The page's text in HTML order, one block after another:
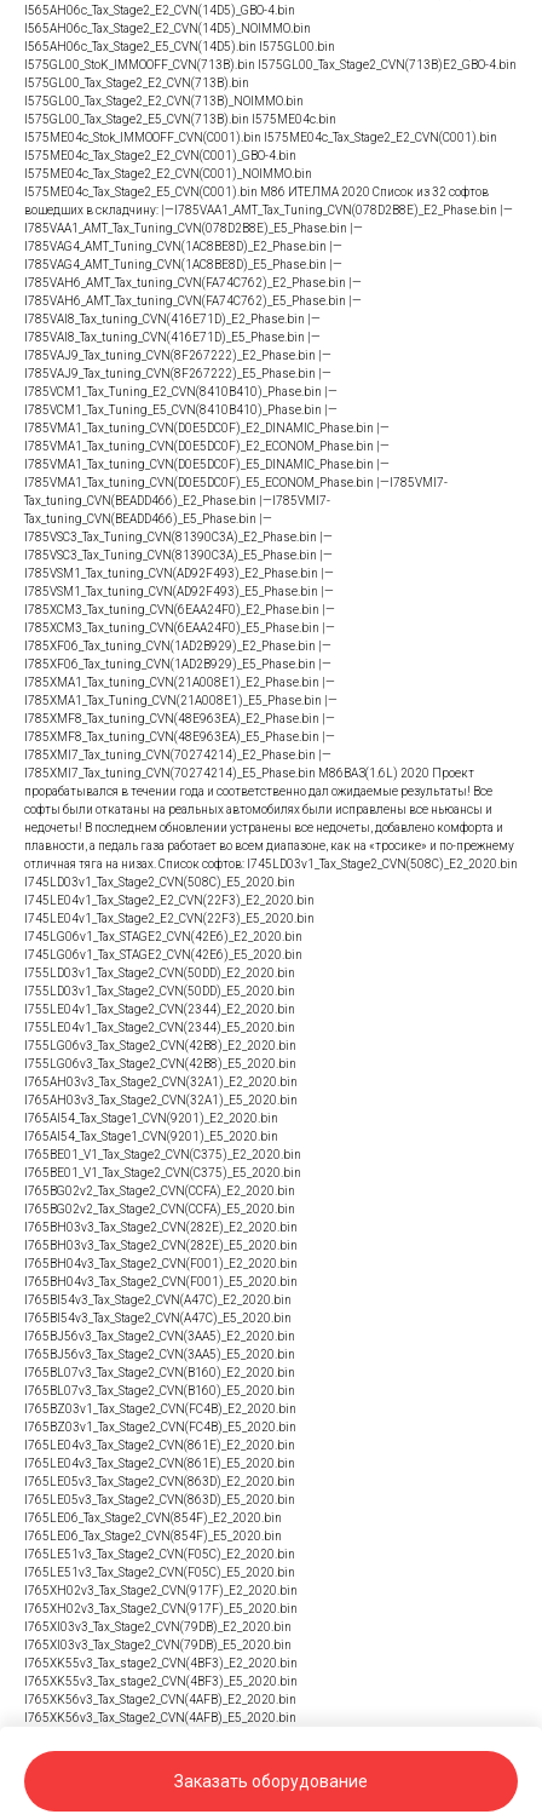
Заказать оборудование
I565AH06c_Tax_Stage2_E2_CVN(14D5)_GBO-4.bin
I565AH06c_Tax_Stage2_E2_CVN(14D5)_NOIMMO.bin
I565AH06c_Tax_Stage2_E5_CVN(14D5).bin I575GL00.bin
I575GL00_StoK_IMMOOFF_CVN(713B).bin I575GL00_Tax_Stage2_CVN(713B)E2_GBO-4.bin
I575GL00_Tax_Stage2_E2_CVN(713B).bin
I575GL00_Tax_Stage2_E2_CVN(713B)_NOIMMO.bin
I575GL00_Tax_Stage2_E5_CVN(713B).bin I575ME04c.bin
I575ME04c_Stok_IMMOOFF_CVN(C001).bin I575ME04c_Tax_Stage2_E2_CVN(C001).bin
I575ME04c_Tax_Stage2_E2_CVN(C001)_GBO-4.bin
I575ME04c_Tax_Stage2_E2_CVN(C001)_NOIMMO.bin
I575ME04c_Tax_Stage2_E5_CVN(C001).bin М86 ИТЕЛМА 2020 Список из 32 софтов
вошедших в складчину: |—I785VAA1_AMT_Tax_Tuning_CVN(078D2B8E)_E2_Phase.bin |—
I785VAA1_AMT_Tax_Tuning_CVN(078D2B8E)_E5_Phase.bin |—
I785VAG4_AMT_Tuning_CVN(1AC8BE8D)_E2_Phase.bin |—
I785VAG4_AMT_Tuning_CVN(1AC8BE8D)_E5_Phase.bin |—
I785VAH6_AMT_Tax_tuning_CVN(FA74C762)_E2_Phase.bin |—
I785VAH6_AMT_Tax_tuning_CVN(FA74C762)_E5_Phase.bin |—
I785VAI8_Tax_tuning_CVN(416E71D)_E2_Phase.bin |—
I785VAI8_Tax_tuning_CVN(416E71D)_E5_Phase.bin |—
I785VAJ9_Tax_tuning_CVN(8F267222)_E2_Phase.bin |—
I785VAJ9_Tax_tuning_CVN(8F267222)_E5_Phase.bin |—
I785VCM1_Tax_Tuning_E2_CVN(8410B410)_Phase.bin |—
I785VCM1_Tax_Tuning_E5_CVN(8410B410)_Phase.bin |—
I785VMA1_Tax_tuning_CVN(D0E5DC0F)_E2_DINAMIC_Phase.bin |—
I785VMA1_Tax_tuning_CVN(D0E5DC0F)_E2_ECONOM_Phase.bin |—
I785VMA1_Tax_tuning_CVN(D0E5DC0F)_E5_DINAMIC_Phase.bin |—
I785VMA1_Tax_tuning_CVN(D0E5DC0F)_E5_ECONOM_Phase.bin |—I785VMI7-
Tax_tuning_CVN(BEADD466)_E2_Phase.bin |—I785VMI7-
Tax_tuning_CVN(BEADD466)_E5_Phase.bin |—
I785VSC3_Tax_Tuning_CVN(81390C3A)_E2_Phase.bin |—
I785VSC3_Tax_Tuning_CVN(81390C3A)_E5_Phase.bin |—
I785VSM1_Tax_tuning_CVN(AD92F493)_E2_Phase.bin |—
I785VSM1_Tax_tuning_CVN(AD92F493)_E5_Phase.bin |—
I785XCM3_Tax_tuning_CVN(6EAA24F0)_E2_Phase.bin |—
I785XCM3_Tax_tuning_CVN(6EAA24F0)_E5_Phase.bin |—
I785XF06_Tax_tuning_CVN(1AD2B929)_E2_Phase.bin |—
I785XF06_Tax_tuning_CVN(1AD2B929)_E5_Phase.bin |—
I785XMA1_Tax_tuning_CVN(21A008E1)_E2_Phase.bin |—
I785XMA1_Tax_Tuning_CVN(21A008E1)_Е5_Phase.bin |—
I785XMF8_Tax_tuning_CVN(48E963EA)_E2_Phase.bin |—
I785XMF8_Tax_tuning_CVN(48E963EA)_E5_Phase.bin |—
I785XMI7_Tax_tuning_СVN(70274214)_E2_Phase.bin |—
I785XMI7_Tax_tuning_СVN(70274214)_E5_Phase.bin М86ВАЗ(1.6L) 2020 Проект
прорабатывался в течении года и соответственно дал ожидаемые результаты! Все
софты были откатаны на реальных автомобилях были исправлены все ньюансы и
недочеты! В последнем обновлении устранены все недочеты, добавлено комфорта и
плавности, а педаль газа работает во всем диапазоне, как на «тросике» и по-прежнему
отличная тяга на низах. Список софтов: I745LD03v1_Tax_Stage2_CVN(508C)_E2_2020.bin
I745LD03v1_Tax_Stage2_CVN(508C)_E5_2020.bin
I745LE04v1_Tax_Stage2_E2_CVN(22F3)_E2_2020.bin
I745LE04v1_Tax_Stage2_E2_CVN(22F3)_E5_2020.bin
I745LG06v1_Tax_STAGE2_CVN(42E6)_E2_2020.bin
I745LG06v1_Tax_STAGE2_CVN(42E6)_E5_2020.bin
I755LD03v1_Tax_Stage2_CVN(50DD)_Е2_2020.bin
I755LD03v1_Tax_Stage2_CVN(50DD)_Е5_2020.bin
I755LE04v1_Tax_Stage2_CVN(2344)_E2_2020.bin
I755LE04v1_Tax_Stage2_CVN(2344)_E5_2020.bin
I755LG06v3_Tax_Stage2_CVN(42B8)_E2_2020.bin
I755LG06v3_Tax_Stage2_CVN(42B8)_E5_2020.bin
I765AH03v3_Tax_Stage2_CVN(32A1)_Е2_2020.bin
I765AH03v3_Tax_Stage2_CVN(32A1)_Е5_2020.bin
I765AI54_Tax_Stage1_CVN(9201)_E2_2020.bin
I765AI54_Tax_Stage1_CVN(9201)_E5_2020.bin
I765BE01_V1_Tax_Stage2_CVN(C375)_E2_2020.bin
I765BE01_V1_Tax_Stage2_CVN(C375)_E5_2020.bin
I765BG02v2_Tax_Stage2_CVN(CCFA)_E2_2020.bin
I765BG02v2_Tax_Stage2_CVN(CCFA)_E5_2020.bin
I765BH03v3_Tax_Stage2_CVN(282E)_E2_2020.bin
I765BH03v3_Tax_Stage2_CVN(282E)_E5_2020.bin
I765BH04v3_Tax_Stage2_CVN(F001)_E2_2020.bin
I765BH04v3_Tax_Stage2_CVN(F001)_E5_2020.bin
I765BI54v3_Tax_Stage2_CVN(A47C)_Е2_2020.bin
I765BI54v3_Tax_Stage2_CVN(A47C)_Е5_2020.bin
I765BJ56v3_Tax_Stage2_CVN(3AA5)_E2_2020.bin
I765BJ56v3_Tax_Stage2_CVN(3AA5)_E5_2020.bin
I765BL07v3_Tax_Stage2_CVN(B160)_E2_2020.bin
I765BL07v3_Tax_Stage2_CVN(B160)_E5_2020.bin
I765BZ03v1_Tax_Stage2_CVN(FC4B)_E2_2020.bin
I765BZ03v1_Tax_Stage2_CVN(FC4B)_E5_2020.bin
I765LE04v3_Tax_Stage2_CVN(861E)_E2_2020.bin
I765LE04v3_Tax_Stage2_CVN(861E)_E5_2020.bin
I765LE05v3_Tax_Stage2_CVN(863D)_E2_2020.bin
I765LE05v3_Tax_Stage2_CVN(863D)_E5_2020.bin
I765LE06_Tax_Stage2_CVN(854F)_E2_2020.bin
I765LE06_Tax_Stage2_CVN(854F)_E5_2020.bin
I765LE51v3_Tax_Stage2_CVN(F05C)_E2_2020.bin
I765LE51v3_Tax_Stage2_CVN(F05C)_E5_2020.bin
I765XH02v3_Tax_Stage2_CVN(917F)_E2_2020.bin
I765XH02v3_Tax_Stage2_CVN(917F)_E5_2020.bin
I765XI03v3_Tax_Stage2_CVN(79DB)_E2_2020.bin
I765XI03v3_Tax_Stage2_CVN(79DB)_E5_2020.bin
I765XK55v3_Tax_stage2_CVN(4BF3)_E2_2020.bin
I765XK55v3_Tax_stage2_CVN(4BF3)_E5_2020.bin
I765XK56v3_Tax_Stage2_CVN(4AFB)_E2_2020.bin
I765XK56v3_Tax_Stage2_CVN(4AFB)_E5_2020.bin
I766BI03v3_Tax_Stage2_CVN(8B2F)_E5_2020.bin